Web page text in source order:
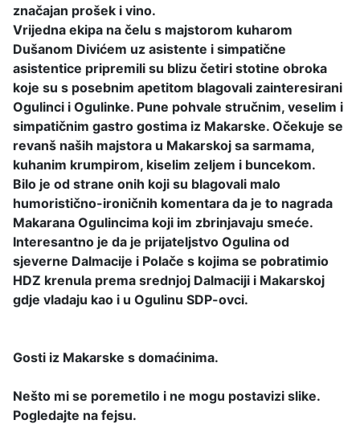
značajan prošek i vino.
Vrijedna ekipa na čelu s majstorom kuharom
Dušanom Divićem uz asistente i simpatične
asistentice pripremili su blizu četiri stotine obroka
koje su s posebnim apetitom blagovali zainteresirani
Ogulinci i Ogulinke. Pune pohvale stručnim, veselim i
simpatičnim gastro gostima iz Makarske. Očekuje se
revanš naših majstora u Makarskoj sa sarmama,
kuhanim krumpirom, kiselim zeljem i buncekom.
Bilo je od strane onih koji su blagovali malo
humoristično-ironičnih komentara da je to nagrada
Makarana Ogulincima koji im zbrinjavaju smeće.
Interesantno je da je prijateljstvo Ogulina od
sjeverne Dalmacije i Polače s kojima se pobratimio
HDZ krenula prema srednjoj Dalmaciji i Makarskoj
gdje vladaju kao i u Ogulinu SDP-ovci.
Gosti iz Makarske s domaćinima.
Nešto mi se poremetilo i ne mogu postavizi slike.
Pogledajte na fejsu.